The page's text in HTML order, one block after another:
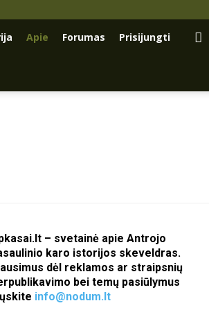
Apie Forumas Prisijungti
– svetainė apie Antrojo
karo istorijos skeveldras.
dėl reklamos ar straipsnių
bei temų pasiūlymus
info@nodum.lt